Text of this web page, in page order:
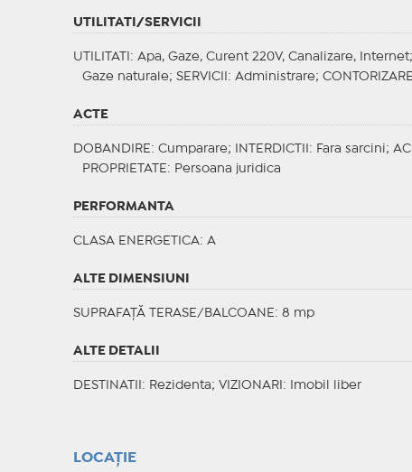
UTILITATI/SERVICII
UTILITATI : Apa, Gaze, Curent 220V, Canalizare, Internet;
Gaze naturale; SERVICII : Administrare; CONTORIZARE
ACTE
DOBANDIRE : Cumparare; INTERDICTII : Fara sarcini;
PROPRIETATE : Persoana juridica
PERFORMANTA
CLASA ENERGETICA: A
ALTE DIMENSIUNI
SUPRAFAȚĂ TERASE/BALCOANE: 8 mp
ALTE DETALII
DESTINATII : Rezidenta; VIZIONARI : Imobil liber
LOCAȚIE